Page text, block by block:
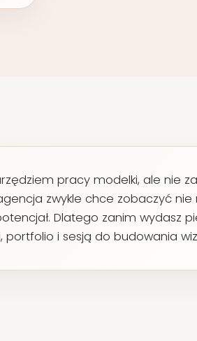
pracy modelki, ale nie
zwykle chce zobaczyć
Dlatego zanim wydasz
i sesją do budowania